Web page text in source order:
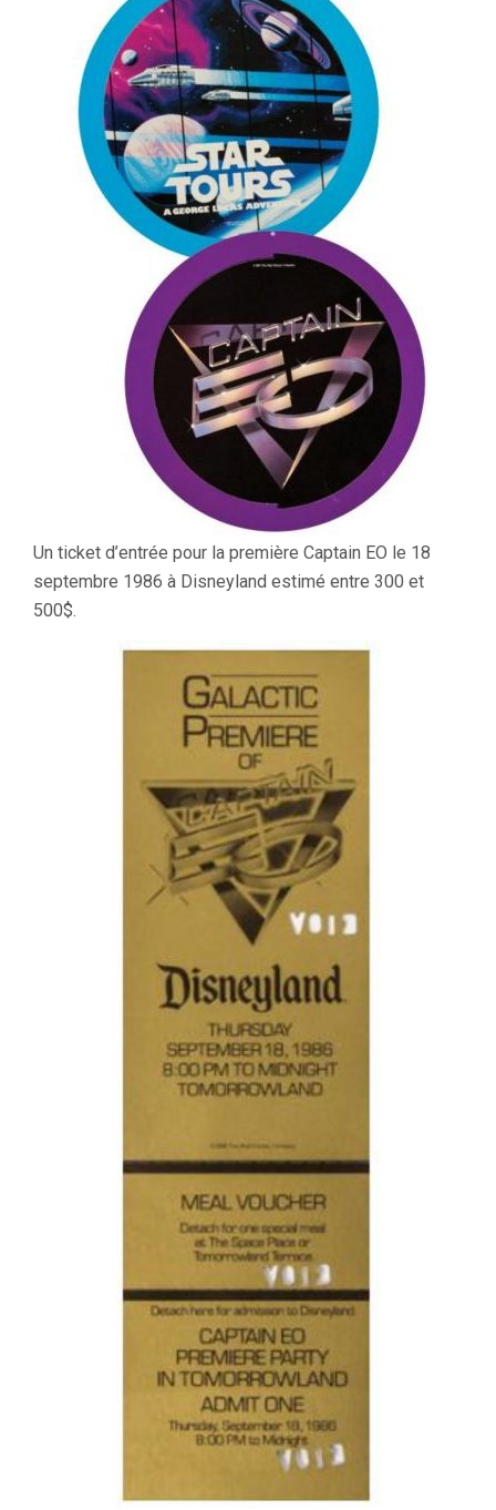
Un ticket d’entrée pour la première Captain EO le 18
septembre 1986 à Disneyland estimé entre 300 et
500$.